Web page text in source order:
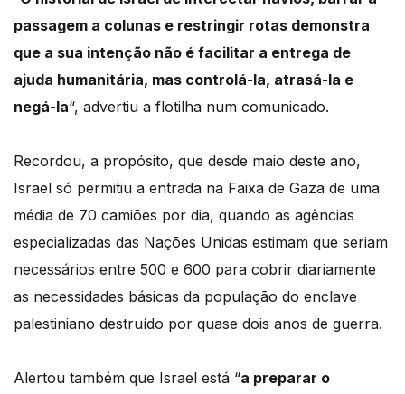
passagem a colunas e restringir rotas demonstra
que a sua intenção não é facilitar a entrega de
ajuda humanitária, mas controlá-la, atrasá-la e
negá-la“, advertiu a flotilha num comunicado.
Recordou, a propósito, que desde maio deste ano,
Israel só permitiu a entrada na Faixa de Gaza de uma
média de 70 camiões por dia, quando as agências
especializadas das Nações Unidas estimam que seriam
necessários entre 500 e 600 para cobrir diariamente
as necessidades básicas da população do enclave
palestiniano destruído por quase dois anos de guerra.
Alertou também que Israel está “a preparar o